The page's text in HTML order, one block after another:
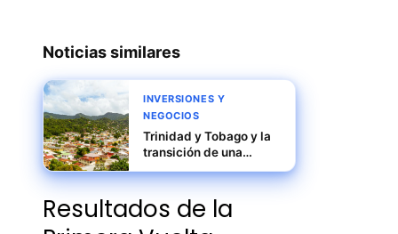
Noticias similares
INVERSIONES Y
NEGOCIOS
Trinidad y Tobago y la
transición de una
economía petrolera a
una industria
sostenible
Resultados de la